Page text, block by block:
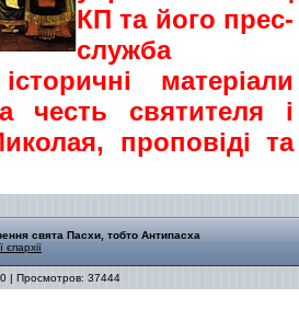
КП та його прес-
служба
матеріали
честь святителя і
проповіді та
свята Пасхи, тобто Антипасха
єпархії
| Просмотров: 37444